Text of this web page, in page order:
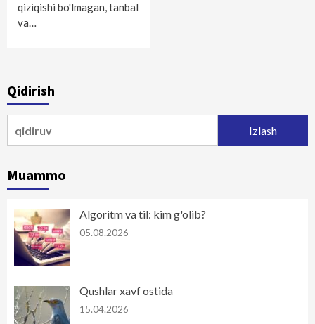
qiziqishi bo'lmagan, tanbal
va…
Qidirish
Muammo
Algoritm va til: kim g'olib?
05.08.2026
Qushlar xavf ostida
15.04.2026